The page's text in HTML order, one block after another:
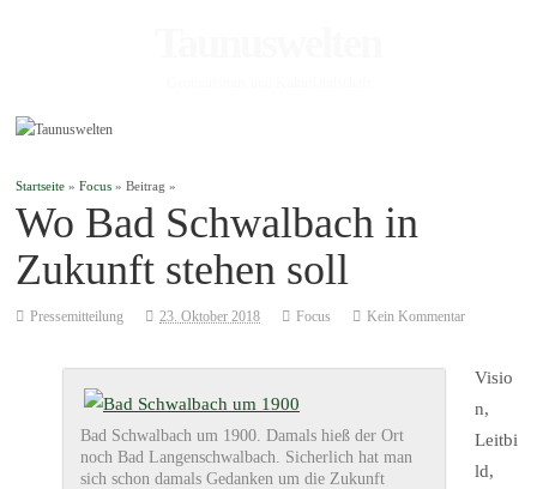
Startseite »Focus » Beitrag »
Wo Bad Schwalbach in
Zukunft stehen soll
Pressemitteilung 23. Oktober 2018 Focus Kein Kommentar
Bad Schwalbach um 1900. Damals hieß der Ort
noch Bad Langenschwalbach. Sicherlich hat man
sich schon damals Gedanken um die Zukunft
Visio
n,
Leitbi
ld,